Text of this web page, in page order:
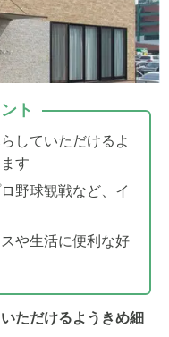
ト
していただけるよ
す
野球観戦など、イ
や生活に便利な好
ただけるようきめ細